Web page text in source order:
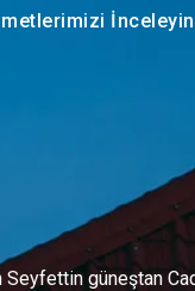
İnceleyin
Seyfettin güneştan